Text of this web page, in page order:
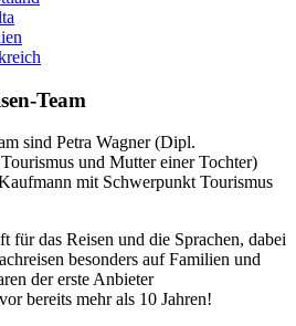
Team
sind Petra Wagner (Dipl.
und Mutter einer Tochter)
mit Schwerpunkt Tourismus
für das Reisen und die Sprachen, dabei
besonders auf Familien und
der erste Anbieter
vor bereits mehr als 10 Jahren!